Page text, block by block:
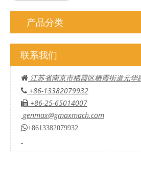
产品分类
联系我们
 江苏省南京市栖霞区栖霞街道元华
 +86-13382079932
 +86-25-65014007
genmax@gmaxmach.com
+8613382079932